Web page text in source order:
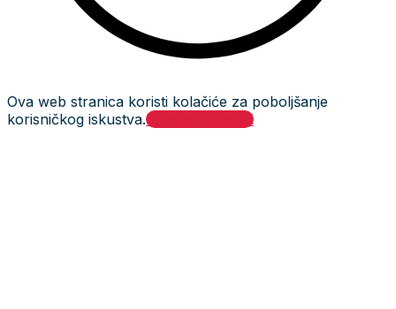
Ova web stranica koristi kolačiće za poboljšanje
korisničkog iskustva.Prihvati i zatvori